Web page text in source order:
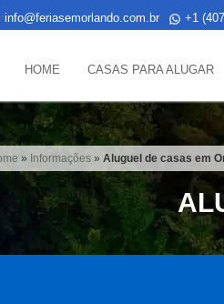
info@feriasemorlando.com.br +1
HOME CASAS PARA ALUGAR
» Informações »Aluguel de casas em